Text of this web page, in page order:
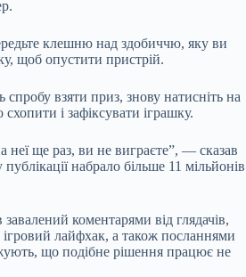
клешню над здобиччю, яку ви
щоб опустити пристрій.
взяти приз, знову натисніть на
і зафіксувати іграшку.
неї ще раз, ви не виграєте”, — сказав
набрало більше 11 мільйонів
коментарями від глядачів,
лайфхак, а також посланнями
що подібне рішення працює не